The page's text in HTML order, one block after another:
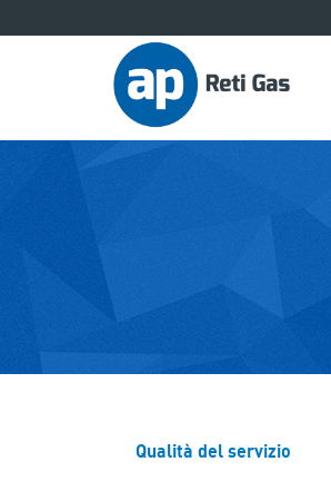
Qualità del servizio